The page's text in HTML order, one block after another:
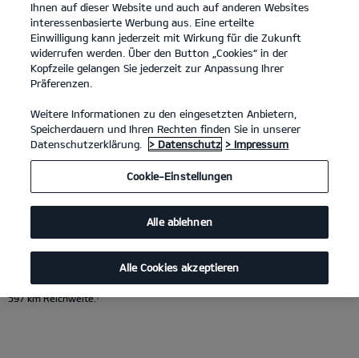
Kia EV4 81.4-kWh-Batterie, FWD GT-Line
(Strom/Reduktionsgetriebe); 150
kW (204 PS): Stromverbrauch kombiniert 15,8 kWh/100 km; CO₂-Emissionen
kombiniert 0 g/km; CO₂-Klasse A. Bis zu 584 km Reichweite.
Kia EV2 Frontantrieb, 4-Sitzer, 61,0-kWh-Batterie GT-Line
(Strom/Reduktionsgetriebe); 99.5 kW (135 PS): Stromverbrauch kombiniert
(Strom/Reduktionsgetriebe); 150 kW (204 PS): Stromverbrauch kombiniert
16,2 kWh/100 km; CO₂-Emissionen kombiniert 0 g/km; CO₂-Klasse A. Bis zu
597 km Reichweite.1
Ihnen auf dieser Website und auch auf anderen Websites
interessenbasierte Werbung aus. Eine erteilte
Einwilligung kann jederzeit mit Wirkung für die Zukunft
widerrufen werden. Über den Button „Cookies“ in der
Kopfzeile gelangen Sie jederzeit zur Anpassung Ihrer
Präferenzen.
Weitere Informationen zu den eingesetzten Anbietern,
Speicherdauern und Ihren Rechten finden Sie in unserer
Datenschutzerklärung.
> Datenschutz > Impressum
Cookie-Einstellungen
Alle ablehnen
Alle Cookies akzeptieren